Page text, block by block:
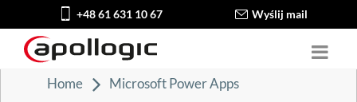
+48 61 631 10 67 Wyślij mail
Home Microsoft Power Apps